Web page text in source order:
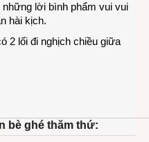
lời bình phẩm vui vui
hài kịch.
2 lối đi nghịch chiều giữa
bè ghé thăm thứ: